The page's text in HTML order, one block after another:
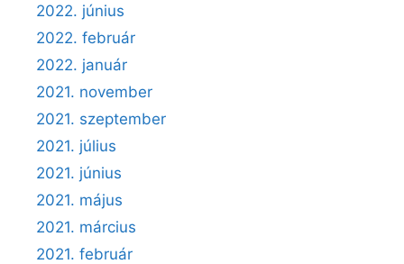
2022. június
2022. február
2022. január
2021. november
2021. szeptember
2021. július
2021. június
2021. május
2021. március
2021. február